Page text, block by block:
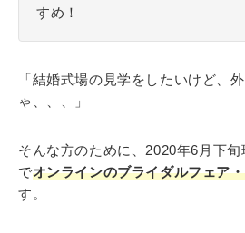
すめ！
「結婚式場の見学をしたいけど、
ゃ、、、」
そんな方のために、2020年6月下
でオンラインのブライダルフェア
す。